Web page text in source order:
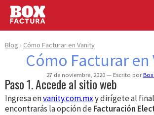
Blog Cómo Facturar en Vanity
Cómo Facturar en
27 de noviembre, 2020 Escrito por
Paso 1. Accede al sitio web
Ingresa envanity.com.mxy dirígete al
encontrarás la opción deFacturación